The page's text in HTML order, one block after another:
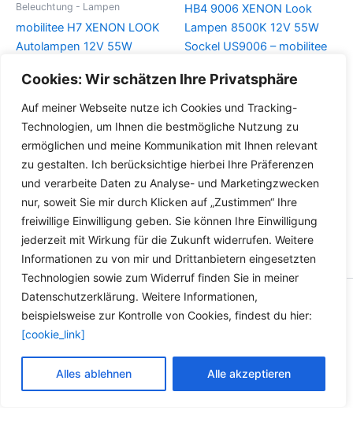
Cookies: Wir schätzen Ihre Privatsphäre
Auf meiner Webseite nutze ich Cookies und Tracking-
Technologien, um Ihnen die bestmögliche Nutzung zu
ermöglichen und meine Kommunikation mit Ihnen relevant
zu gestalten. Ich berücksichtige hierbei Ihre Präferenzen
und verarbeite Daten zu Analyse- und Marketingzwecken
nur, soweit Sie mir durch Klicken auf „Zustimmen“ Ihre
freiwillige Einwilligung geben. Sie können Ihre Einwilligung
jederzeit mit Wirkung für die Zukunft widerrufen. Weitere
Informationen zu von mir und Drittanbietern eingesetzten
Technologien sowie zum Widerruf finden Sie in meiner
Datenschutzerklärung. Weitere Informationen,
beispielsweise zur Kontrolle von Cookies, findest du hier:
[cookie_link]
Alles ablehnen Alle akzeptieren
Beleuchtung - Lampen
mobilitee H7 XENON LOOK
Autolampen 12V 55W
head
Details
HB4 9006 XENON Look
Lampen 8500K 12V 55W
Sockel US9006 – mobilitee
Details
Copyright © 2026 Versandhandel für Fahrzeugteile, Ersatzteile
für: SMART BMW VW - Zubehör für Werkstätten.
Vertrag widerrufen